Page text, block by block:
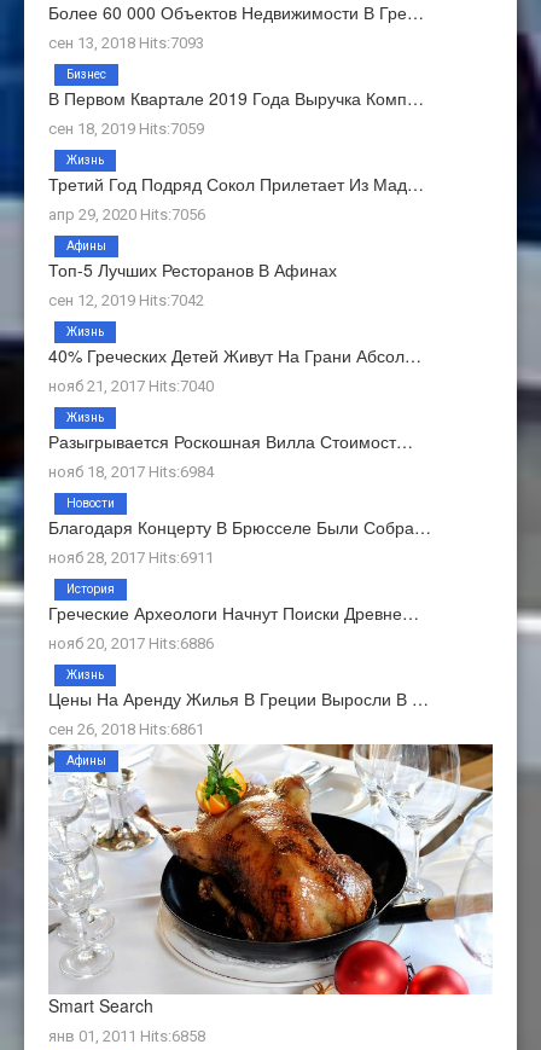
Более 60 000 Объектов Недвижимости В Гре…
сен 13, 2018 Hits:7093
В Первом Квартале 2019 Года Выручка Комп…
сен 18, 2019 Hits:7059
Бизнес
Третий Год Подряд Сокол Прилетает Из Мад…
апр 29, 2020 Hits:7056
Жизнь
Топ-5 Лучших Ресторанов В Афинах
сен 12, 2019 Hits:7042
Афины
40% Греческих Детей Живут На Грани Абсол…
нояб 21, 2017 Hits:7040
Жизнь
Разыгрывается Роскошная Вилла Стоимост…
нояб 18, 2017 Hits:6984
Жизнь
Благодаря Концерту В Брюсселе Были Собра…
нояб 28, 2017 Hits:6911
Новости
Греческие Археологи Начнут Поиски Древне…
нояб 20, 2017 Hits:6886
История
Цены На Аренду Жилья В Греции Выросли В …
сен 26, 2018 Hits:6861
Жизнь
Smart Search
янв 01, 2011 Hits:6858
Афины